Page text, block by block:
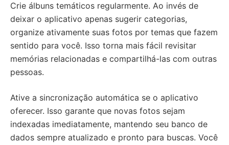
Crie álbuns temáticos regularmente. Ao invés de
deixar o aplicativo apenas sugerir categorias,
organize ativamente suas fotos por temas que fazem
sentido para você. Isso torna mais fácil revisitar
memórias relacionadas e compartilhá-las com outras
pessoas.
Ative a sincronização automática se o aplicativo
oferecer. Isso garante que novas fotos sejam
indexadas imediatamente, mantendo seu banco de
dados sempre atualizado e pronto para buscas. Você